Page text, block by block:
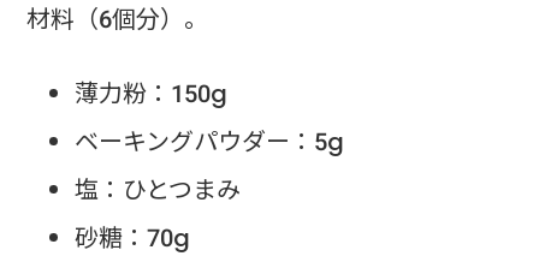
材料（6個分）。
薄力粉：150g
ベーキングパウダー：5g
塩：ひとつまみ
砂糖：70g